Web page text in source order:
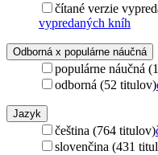
čítané verzie
vypredaných kníh
Odborná x populárne náučná
populárne náučná
odborná (52 titulov)
Jazyk
čeština (764 titulov)
slovenčina (431